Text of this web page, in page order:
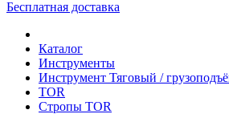
Бесплатная доставка
Каталог
Инструменты
Инструмeнт Тяговый /
TOR
Стропы TOR